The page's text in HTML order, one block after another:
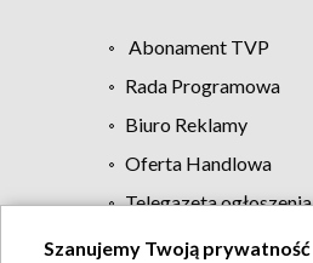
Abonament TVP
Rada Programowa
Biuro Reklamy
Oferta Handlowa
Telegazeta ogłoszenia
Szanujemy Twoją prywatność